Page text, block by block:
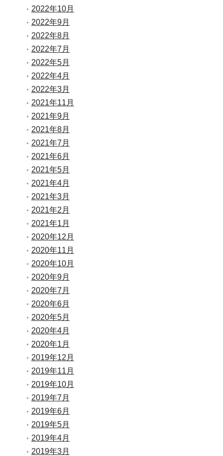
2022年10月
2022年9月
2022年8月
2022年7月
2022年5月
2022年4月
2022年3月
2021年11月
2021年9月
2021年8月
2021年7月
2021年6月
2021年5月
2021年4月
2021年3月
2021年2月
2021年1月
2020年12月
2020年11月
2020年10月
2020年9月
2020年7月
2020年6月
2020年5月
2020年4月
2020年1月
2019年12月
2019年11月
2019年10月
2019年7月
2019年6月
2019年5月
2019年4月
2019年3月